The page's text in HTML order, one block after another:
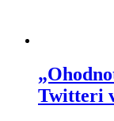
Twitteri